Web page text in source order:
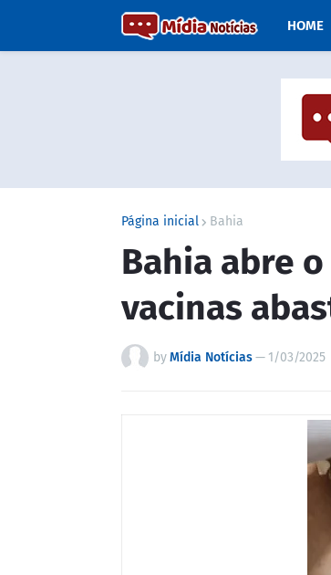
HOME
Página inicial Bahia
Bahia abre
vacinas
byMídia Notícias— 1/03/2025